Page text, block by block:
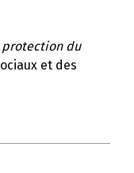
protection du
et des